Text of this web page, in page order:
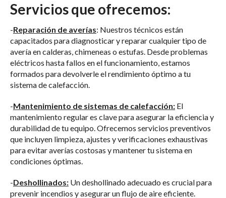
Servicios que ofrecemos:
-Reparación de averías: Nuestros técnicos están
capacitados para diagnosticar y reparar cualquier tipo de
avería en calderas, chimeneas o estufas. Desde problemas
eléctricos hasta fallos en el funcionamiento, estamos
formados para devolverle el rendimiento óptimo a tu
sistema de calefacción.
-Mantenimiento de sistemas de calefacción: El
mantenimiento regular es clave para asegurar la eficiencia y
durabilidad de tu equipo. Ofrecemos servicios preventivos
que incluyen limpieza, ajustes y verificaciones exhaustivas
para evitar averías costosas y mantener tu sistema en
condiciones óptimas.
-Deshollinados: Un deshollinado adecuado es crucial para
prevenir incendios y asegurar un flujo de aire eficiente.